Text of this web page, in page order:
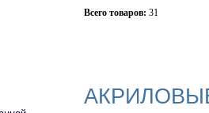
Всего товаров: 31